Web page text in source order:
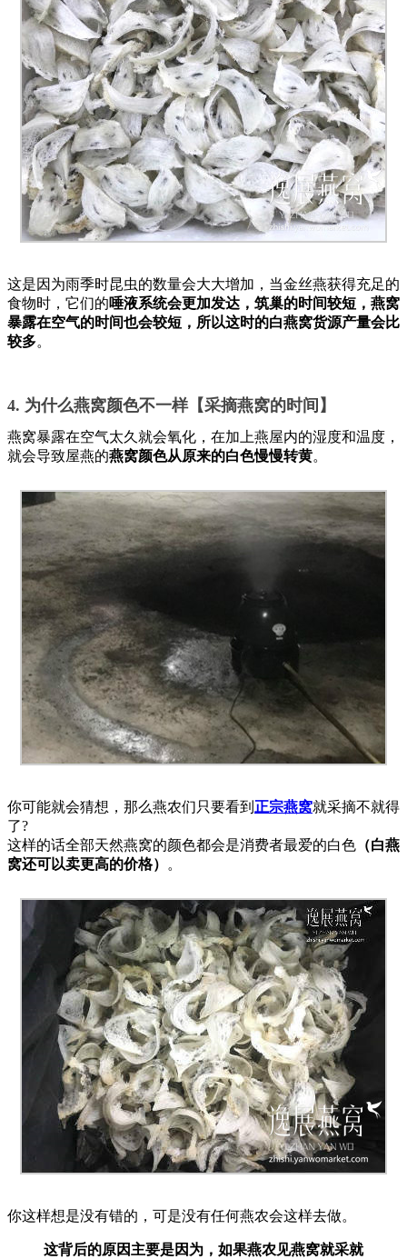
这是因为雨季时昆虫的数量会大大增加，当金丝燕获得充足的
食物时，它们的唾液系统会更加发达，筑巢的时间较短，燕窝
暴露在空气的时间也会较短，所以这时的白燕窝货源产量会比
较多。
4. 为什么燕窝颜色不一样【采摘燕窝的时间】
燕窝暴露在空气太久就会氧化，在加上燕屋内的湿度和温度，
就会导致屋燕的燕窝颜色从原来的白色慢慢转黄。
你可能就会猜想，那么燕农们只要看到 正宗燕窝就采摘不就得
了?
这样的话全部天然燕窝的颜色都会是消费者最爱的白色 （白燕
窝还可以卖更高的价格）
。
你这样想是没有错的，可是没有任何燕农会这样去做。
这背后的原因主要是因为，如果燕农见燕窝就采就